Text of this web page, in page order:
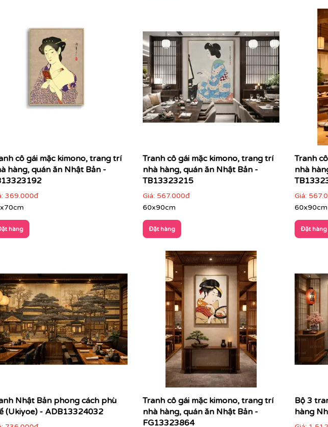
những tác phẩm nghệ thuật mà còn là những câu chuyện kể về cuộc sống, văn
cô gái mặc kimono, trang trí
hàng, quán ăn Nhật Bản -
369.000đ
hàng
Tranh cô gái mặc kimono, trang trí
nhà hàng, quán ăn Nhật Bản -
TB13323215
Giá: 567.000đ
60x90cm
Đặt hàng
Tranh
nhà
Giá:
60x90cm
Đặt hàng
Nhật Bản phong cách phù
(Ukiyoe) - ADB13324032
Tranh cô gái mặc kimono, trang trí
nhà hàng, quán ăn Nhật Bản -
FG13323864
Bộ 3
hàng